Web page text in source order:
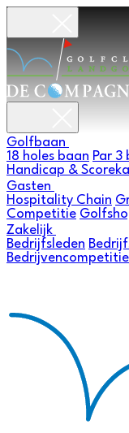
Golfbaan
18 holes baan Par 3
Handicap &
Gasten
Hospitality Chain
Competitie
Zakelijk
Bedrijfsleden
Bedrijvencompetitie